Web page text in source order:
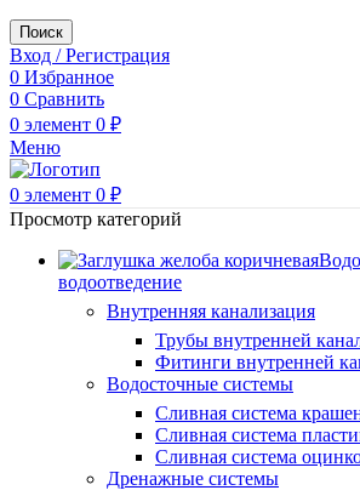
Поиск
Вход / Регистрация
0 Избранное
0 Сравнить
0 элемент 0 ₽
Меню
0 элемент 0 ₽
Просмотр категорий
водоотведение
Внутренняя канализация
Трубы внутренней
Фитинги внутренней
Водосточные системы
Сливная система
Сливная система
Сливная система
Дренажные системы